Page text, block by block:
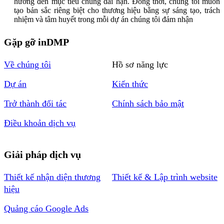
tạo bản sắc riêng biệt cho thương hiệu bằng sự sáng tạo, trách
nhiệm và tâm huyết trong mỗi dự án chúng tôi đảm nhận
Gặp gỡ inDMP
Về chúng tôi
Hồ sơ năng lực
Dự án
Kiến thức
Trở thành đối tác
Chính sách bảo mật
Điều khoản dịch vụ
Giải pháp dịch vụ
Thiết kế nhận diện thương
hiệu
Thiết kế & Lập trình website
Quảng cáo Google Ads